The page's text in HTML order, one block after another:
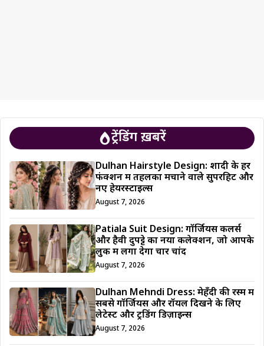
ट्रेंडिंग ख़बरें
Dulhan Hairstyle Design: शादी के हर
फंक्शन में तहलका मचाने वाले सुपरहिट और
नए हेयरस्टाइल्स
August 7, 2026
Patiala Suit Design: गॉर्जियस कलर्स
और हैवी दुपट्टे का नया कलेक्शन, जो आपके
लुक में लगा देगा चार चांद
August 7, 2026
Dulhan Mehndi Dress: मेहँदी की रस्म में
सबसे गॉर्जियस और रॉयल दिखने के लिए
लेटेस्ट और ट्रेंडिंग डिज़ाइन्स
August 7, 2026